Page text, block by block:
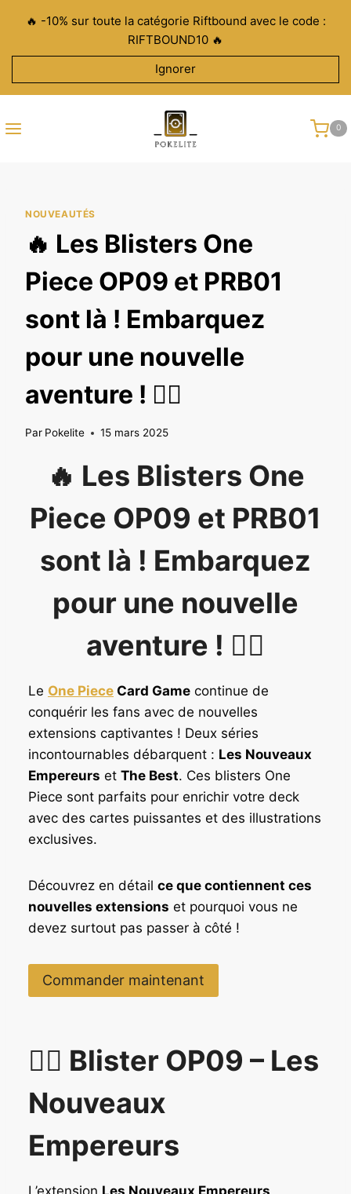
contenu
🔥 -10% sur toute la catégorie Riftbound avec le code :
RIFTBOUND10 🔥
Ignorer
0
NOUVEAUTÉS
🔥 Les Blisters One
Piece OP09 et PRB01
sont là ! Embarquez
pour une nouvelle
aventure ! 🏴‍☠️
Par Pokelite 15 mars 2025
🔥 Les Blisters One
Piece OP09 et PRB01
sont là ! Embarquez
pour une nouvelle
aventure ! 🏴‍☠️
Le One Piece Card Game continue de
conquérir les fans avec de nouvelles
extensions captivantes ! Deux séries
incontournables débarquent : Les Nouveaux
Empereurs et The Best. Ces blisters One
Piece sont parfaits pour enrichir votre deck
avec des cartes puissantes et des illustrations
exclusives.
Découvrez en détail ce que contiennent ces
nouvelles extensions et pourquoi vous ne
devez surtout pas passer à côté !
Commander maintenant
🏴‍☠️ Blister OP09 – Les
Nouveaux
Empereurs